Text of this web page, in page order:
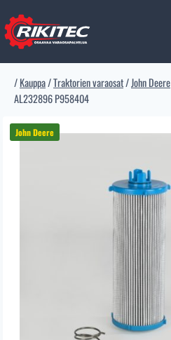
sisältöön
/Kauppa/Traktorien varaosat/John Deere
AL232896 P958404